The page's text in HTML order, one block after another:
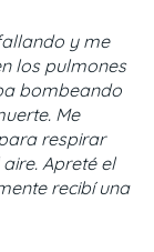
y me
los pulmones
bombeando
Me
respirar
Apreté el
recibí una